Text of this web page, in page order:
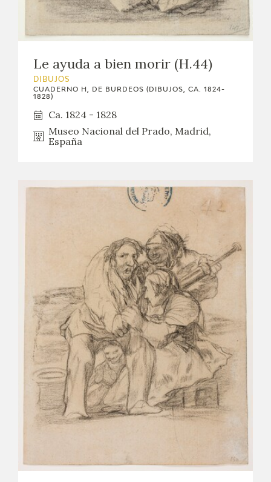
Le ayuda a bien morir (H.44)
DIBUJOS
CUADERNO H, DE BURDEOS (DIBUJOS, CA. 1824-
1828)
Ca. 1824 - 1828
Museo Nacional del Prado, Madrid,
España